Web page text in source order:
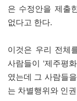
은 수정안을 제출
없다고 한다.
이것은 우리 전체
사람들이 '제주평
였는데 그 사람들
는 차별행위와 인